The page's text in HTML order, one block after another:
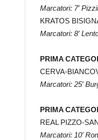
Marcatori: 7′
KRATOS
Marcatori: 8′
PRIMA
CERVA-
Marcatori: 25′
PRIMA
REAL PIZZO-
Marcatori: 10′